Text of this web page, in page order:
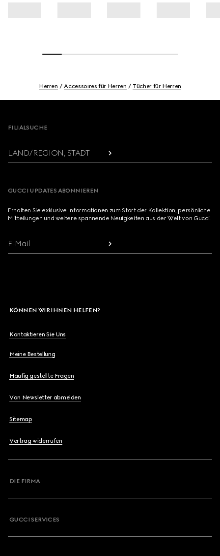
Herren Accessoires für Herren Tücher für Herren
FILIALSUCHE
LAND/REGION, STADT
GUCCI UPDATES ABONNIEREN
Erhalten Sie exklusive Informationen zum Start der Kollektion, persönliche
Mitteilungen und weitere spannende Neuigkeiten aus der Welt von Gucci.
E-Mail
KÖNNEN WIR IHNEN HELFEN?
Kontaktieren Sie Uns
Meine Bestellung
Häufig gestellte Fragen
Von Newsletter abmelden
Sitemap
Vertrag widerrufen
DIE FIRMA
GUCCI SERVICES